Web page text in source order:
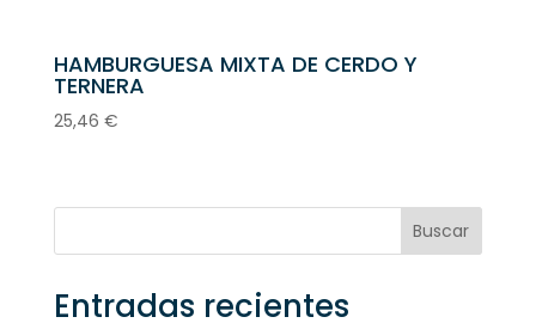
HAMBURGUESA MIXTA DE CERDO Y
TERNERA
25,46 €
Buscar
Entradas recientes